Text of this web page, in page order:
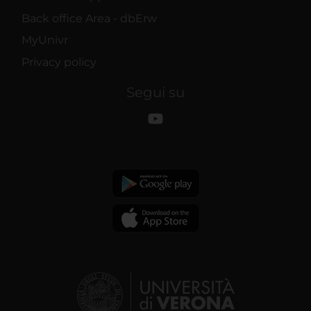
Back office Area - dbErw
MyUnivr
Privacy policy
Segui su